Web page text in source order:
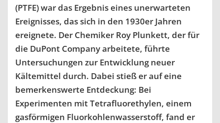
(PTFE) war das Ergebnis eines unerwarteten
Ereignisses, das sich in den 1930er Jahren
ereignete. Der Chemiker Roy Plunkett, der für
die DuPont Company arbeitete, führte
Untersuchungen zur Entwicklung neuer
Kältemittel durch. Dabei stieß er auf eine
bemerkenswerte Entdeckung: Bei
Experimenten mit Tetrafluorethylen, einem
gasförmigen Fluorkohlenwasserstoff, fand er